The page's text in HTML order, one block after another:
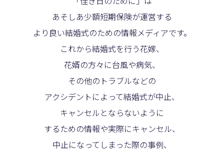
あそしあ少額短期保険が運営する
より良い結婚式のための情報メディアです。
これから結婚式を行う花嫁、
花婿の方々に台風や病気、
その他のトラブルなどの
アクシデントによって結婚式が中止、
キャンセルとならないように
するための情報や実際にキャンセル、
中止になってしまった際の事例、